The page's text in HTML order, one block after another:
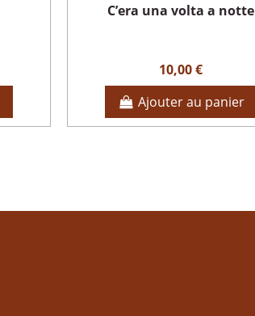
C’era una volta a notte
10,00 €
Ajouter au panier